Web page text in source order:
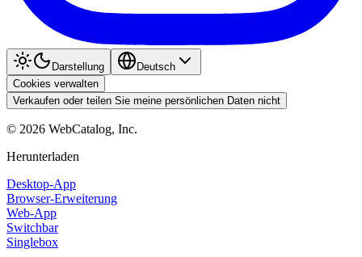
Darstellung
Deutsch
Cookies verwalten
Verkaufen oder teilen Sie meine persönlichen Daten nicht
© 2026 WebCatalog, Inc.
Herunterladen
Desktop-App
Browser-Erweiterung
Web-App
Switchbar
Singlebox